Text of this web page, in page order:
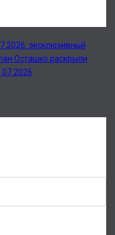
эксклюзивный
Осташко раскрыли